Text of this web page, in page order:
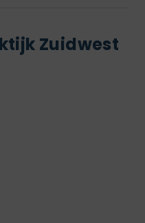
Zuidwest